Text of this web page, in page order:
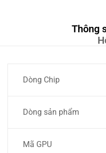
Thông
Dòng Chip
Dòng sản phẩm
Mã GPU